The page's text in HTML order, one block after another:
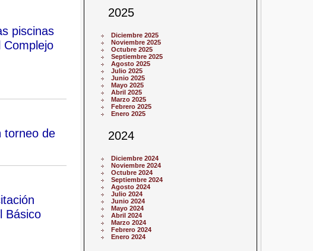
piscinas
Complejo
torneo de
Básico
2025
Diciembre 2025
Noviembre 2025
Octubre 2025
Septiembre 2025
Agosto 2025
Julio 2025
Junio 2025
Mayo 2025
Abril 2025
Marzo 2025
Febrero 2025
Enero 2025
2024
Diciembre 2024
Noviembre 2024
Octubre 2024
Septiembre 2024
Agosto 2024
Julio 2024
Junio 2024
Mayo 2024
Abril 2024
Marzo 2024
Febrero 2024
Enero 2024